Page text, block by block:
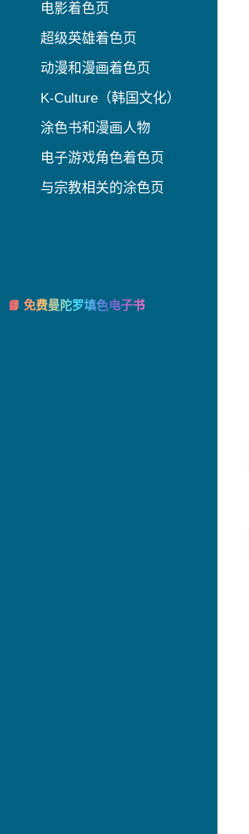
电影着色页
超级英雄着色页
动漫和漫画着色页
K-Culture（韩国文化）
涂色书和漫画人物
电子游戏角色着色页
与宗教相关的涂色页
📘 免费曼陀罗填色电子书